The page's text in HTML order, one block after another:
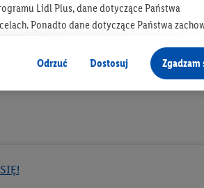
Zapisz się!
Lidl Plus, dane dotyczące Państwa
Ponadto dane dotyczące Państwa
danych
które są również wzbogacane o dane z
z personalizacją treści marketingowych,
reklamy, badania grup docelowych,
Odrzuć Dostosuj Zgadzam